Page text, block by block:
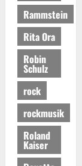
Rammstein
Rita Ora
Robin
Schulz
rock
rockmusik
Roland
Kaiser